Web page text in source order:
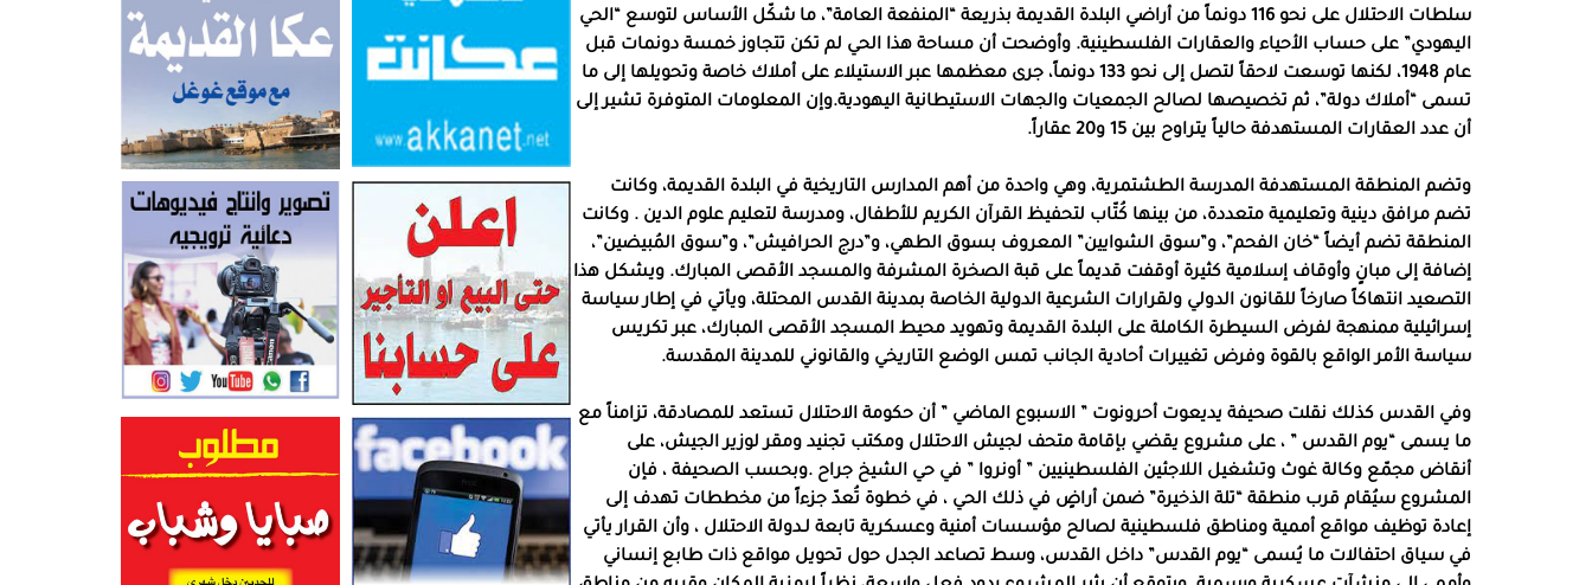
سلطات الاحتلال على نحو 116 دونماً من أراضي البلدة القديمة بذريعة “المنفعة العامة”، ما شكّل الأساس لتوسع “الحي
اليهودي” على حساب الأحياء والعقارات الفلسطينية. وأوضحت أن مساحة هذا الحي لم تكن تتجاوز خمسة دونمات قبل
عام 1948، لكنها توسعت لاحقاً لتصل إلى نحو 133 دونماً، جرى معظمها عبر الاستيلاء على أملاك خاصة وتحويلها إلى ما
تسمى “أملاك دولة”، ثم تخصيصها لصالح الجمعيات والجهات الاستيطانية اليهودية.وإن المعلومات المتوفرة تشير إلى
أن عدد العقارات المستهدفة حالياً يتراوح بين 15 و20 عقاراً.
وتضم المنطقة المستهدفة المدرسة الطشتمرية، وهي واحدة من أهم المدارس التاريخية في البلدة القديمة، وكانت
تضم مرافق دينية وتعليمية متعددة، من بينها كُتّاب لتحفيظ القرآن الكريم للأطفال، ومدرسة لتعليم علوم الدين . وكانت
المنطقة تضم أيضاً “خان الفحم”، و”سوق الشوايين” المعروف بسوق الطهي، و”درج الحرافيش”، و”سوق المُبيضين”،
إضافة إلى مبانٍ وأوقاف إسلامية كثيرة أوقفت قديماً على قبة الصخرة المشرفة والمسجد الأقصى المبارك. ويشكل هذا
التصعيد انتهاكاً صارخاً للقانون الدولي ولقرارات الشرعية الدولية الخاصة بمدينة القدس المحتلة، ويأتي في إطار سياسة
إسرائيلية ممنهجة لفرض السيطرة الكاملة على البلدة القديمة وتهويد محيط المسجد الأقصى المبارك، عبر تكريس
سياسة الأمر الواقع بالقوة وفرض تغييرات أحادية الجانب تمس الوضع التاريخي والقانوني للمدينة المقدسة.
وفي القدس كذلك نقلت صحيفة يديعوت أحرونوت ” الاسبوع الماضي ” أن حكومة الاحتلال تستعد للمصادقة، تزامناً مع
ما يسمى “يوم القدس ” ، على مشروع يقضي بإقامة متحف لجيش الاحتلال ومكتب تجنيد ومقر لوزير الجيش، على
أنقاض مجمّع وكالة غوث وتشغيل اللاجئين الفلسطينيين ” أونروا ” في حي الشيخ جراح .وبحسب الصحيفة ، فإن
المشروع سيُقام قرب منطقة “تلة الذخيرة” ضمن أراضٍ في ذلك الحي ، في خطوة تُعدّ جزءاً من مخططات تهدف إلى
إعادة توظيف مواقع أممية ومناطق فلسطينية لصالح مؤسسات أمنية وعسكرية تابعة لـدولة الاحتلال ، وأن القرار يأتي
في سياق احتفالات ما يُسمى “يوم القدس” داخل القدس، وسط تصاعد الجدل حول تحويل مواقع ذات طابع إنساني